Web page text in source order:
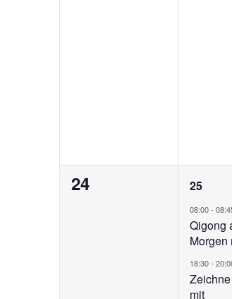
0
Veranstaltungen,
24
4
25
08:00-
Qigong
Morgen
18:30-
mit